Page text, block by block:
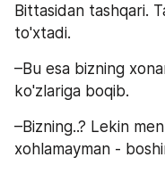
Bittasidan tashqari.
to'xtadi.
–Bu esa bizning
ko'zlariga boqib.
–Bizning..? Lekin
xohlamayman -